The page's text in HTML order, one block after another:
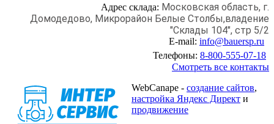
Адрес склада: Московская область, г.
Домодедово, Микрорайон Белые Столбы,владение
"Склады 104", стр 5/2
E-mail: info@bauersp.ru
Телефоны: 8-800-555-07-18
Смотреть все контакты
WebCanape - создание сайтов,
настройка Яндекс Директ и
продвижение